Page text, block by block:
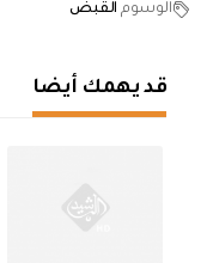
الوسوم القبض
قد يهمك أيضا